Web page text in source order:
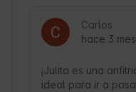
Carlos
hace 3
¡Julita es una
ideal para ir a